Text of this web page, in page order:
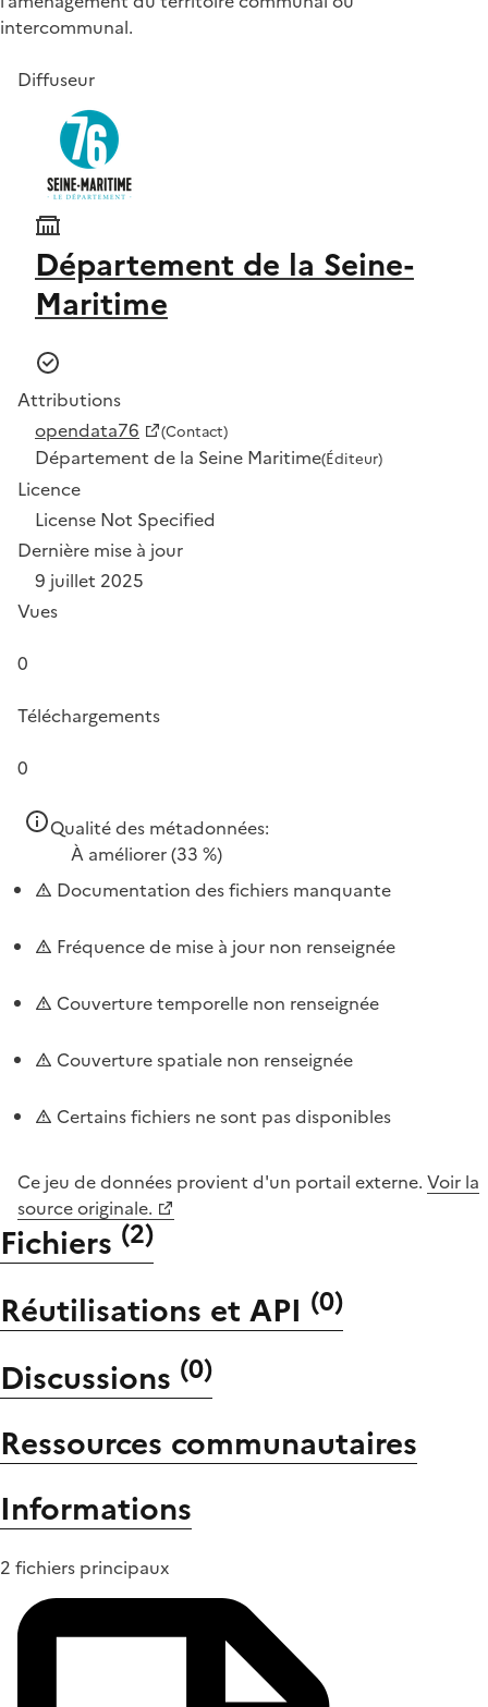
intercommunal.
Diffuseur
Département de la Seine-
Maritime
Attributions
opendata76
(Contact)
Département de la Seine Maritime(Éditeur)
Licence
License Not Specified
Dernière mise à jour
9 juillet 2025
Vues
0
Téléchargements
0
Qualité des métadonnées:
À améliorer(33 %)
Documentation des fichiers manquante
Fréquence de mise à jour non renseignée
Couverture temporelle non renseignée
Couverture spatiale non renseignée
Certains fichiers ne sont pas disponibles
Ce jeu de données provient d'un portail externe. Voir la
source originale.
Fichiers (2)
Réutilisations et API (0)
Discussions (0)
Ressources communautaires
Informations
2 fichiers principaux